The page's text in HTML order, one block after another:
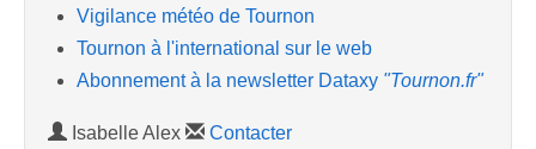
Vigilance météo de Tournon
Tournon à l'international sur le web
Abonnement à la newsletter Dataxy "Tournon.fr"
Isabelle Alex
Contacter